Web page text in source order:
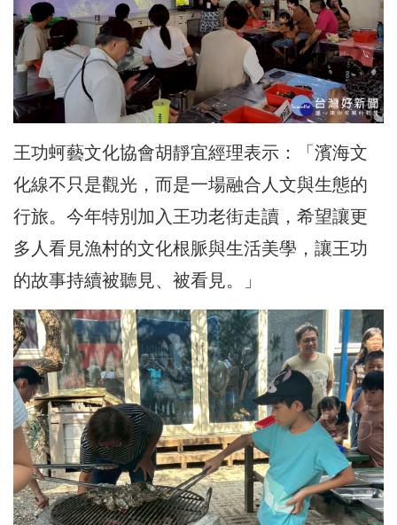
王功蚵藝文化協會胡靜宜經理表示：「濱海文
化線不只是觀光，而是一場融合人文與生態的
行旅。今年特別加入王功老街走讀，希望讓更
多人看見漁村的文化根脈與生活美學，讓王功
的故事持續被聽見、被看見。」